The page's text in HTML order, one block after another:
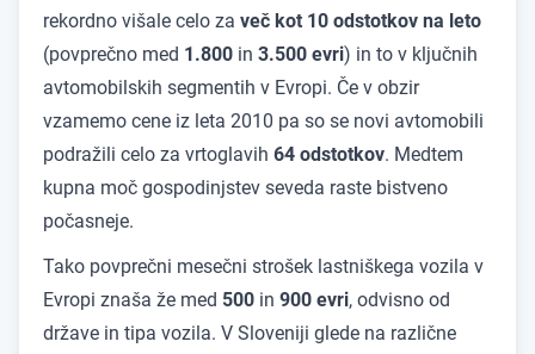
rekordno višale celo za več kot 10 odstotkov na leto
(povprečno med 1.800 in 3.500 evri) in to v ključnih
avtomobilskih segmentih v Evropi. Če v obzir
vzamemo cene iz leta 2010 pa so se novi avtomobili
podražili celo za vrtoglavih 64 odstotkov. Medtem
kupna moč gospodinjstev seveda raste bistveno
počasneje.
Tako povprečni mesečni strošek lastniškega vozila v
Evropi znaša že med 500 in 900 evri, odvisno od
države in tipa vozila. V Sloveniji glede na različne